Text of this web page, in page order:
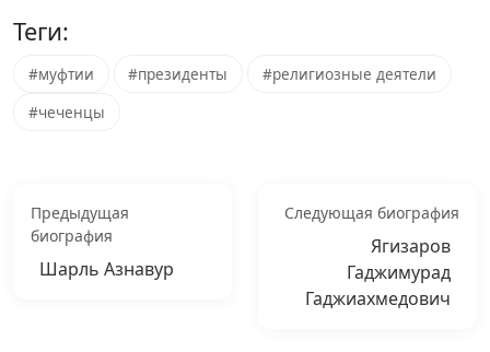
Теги:
#муфтии #президенты
#религиозные деятели
#чеченцы
Предыдущая
биография
Шарль Азнавур
Следующая биография
Ягизаров
Гаджимурад
Гаджиахмедович